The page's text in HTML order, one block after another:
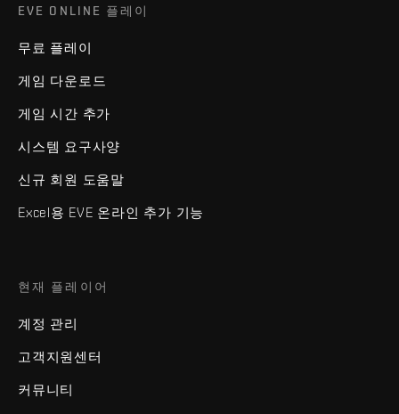
EVE ONLINE 플레이
무료 플레이
게임 다운로드
게임 시간 추가
시스템 요구사양
신규 회원 도움말
Excel용 EVE 온라인 추가 기능
현재 플레이어
계정 관리
고객지원센터
커뮤니티